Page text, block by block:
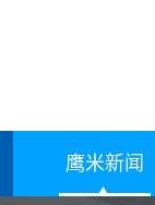
鹰米新闻